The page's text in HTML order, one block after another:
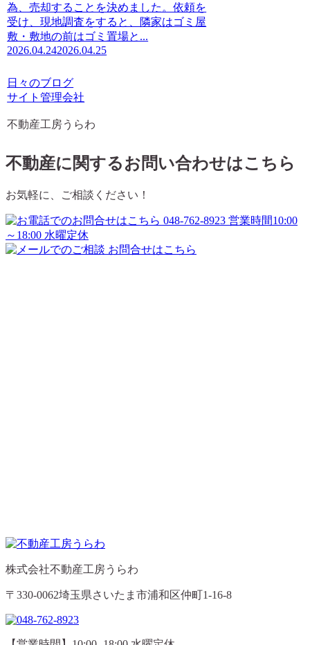
為、売却することを決めました。依頼を
受け、現地調査をすると、隣家はゴミ屋
敷・敷地の前はゴミ置場と...
2026.04.242026.04.25
日々のブログ
サイト管理会社
不動産工房うらわ
不動産に関するお問い合わせはこちら
お気軽に、ご相談ください！
株式会社不動産工房うらわ
〒330-0062埼玉県さいたま市浦和区仲町1-16-8